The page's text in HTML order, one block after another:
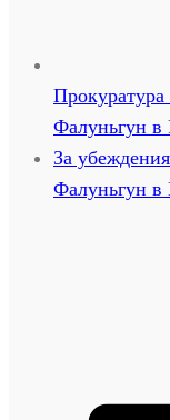
Прокуратура
Фалуньгун в
За
Фалуньгун в